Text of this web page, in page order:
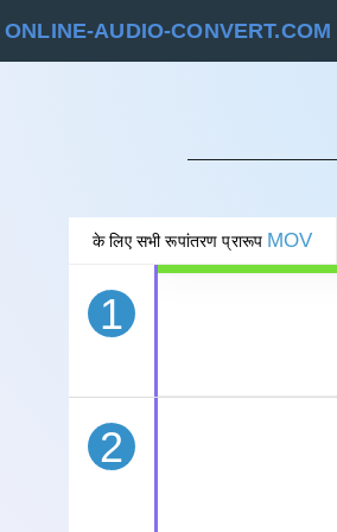
ONLINE-AUDIO-CONVERT.COM
के लिए सभी रूपांतरण प्रारूप MOV
1
रद्द
2